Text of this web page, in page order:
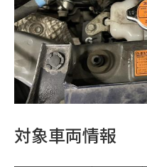
対象車両情報